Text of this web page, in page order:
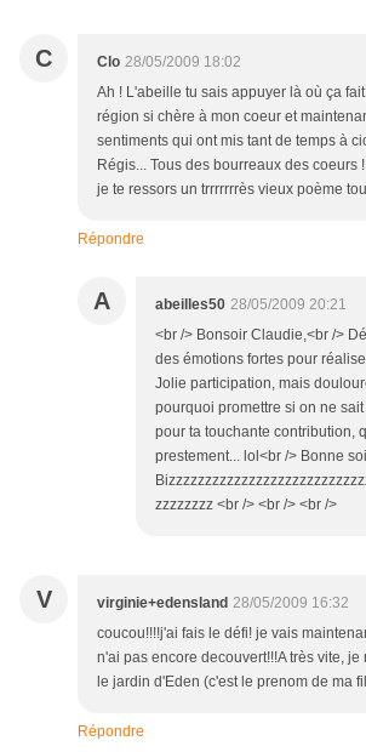
C Clo 28/05/2009 18:02
Ah ! L'abeille tu sais appuyer là où ça
région si chère à mon coeur et
sentiments qui ont mis tant de temps à
Régis... Tous des bourreaux des coeurs
je te ressors un trrrrrrrès vieux poème
Répondre
A abeilles50 28/05/2009 20:21
<br /> Bonsoir Claudie,<br />
des émotions fortes pour
Jolie participation, mais
pourquoi promettre si on ne
pour ta touchante contribution,
prestement... lol<br /> Bonne
zzzzzzzz <br /> <br /> <br />
V virginie+edensland 28/05/2009 16:32
coucou!!!!j'ai fais le défi! je vais
n'ai pas encore decouvert!!!A très vite,
le jardin d'Eden (c'est le prenom de ma
Répondre